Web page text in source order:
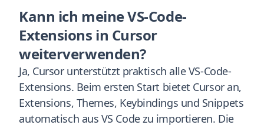
Kann ich meine VS-Code-
Extensions in Cursor
weiterverwenden?
Ja, Cursor unterstützt praktisch alle VS-Code-
Extensions. Beim ersten Start bietet Cursor an,
Extensions, Themes, Keybindings und Snippets
automatisch aus VS Code zu importieren. Die